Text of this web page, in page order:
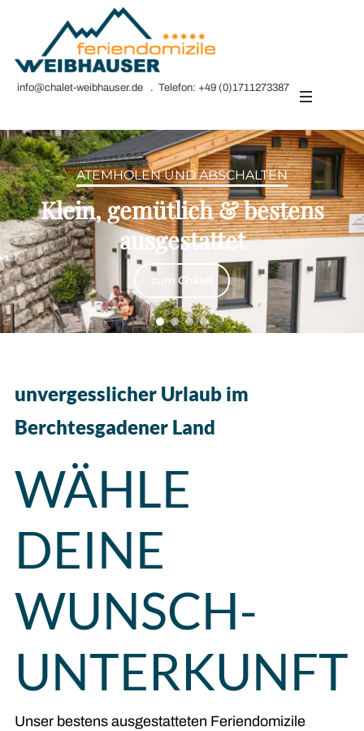
info@chalet-weibhauser.de . Telefon: +49 (0)1711273387
ATEMHOLEN UND ABSCHALTEN
Klein, gemütlich & bestens
ausgestattet
zum Chalet
unvergesslicher Urlaub im
Berchtesgadener Land
WÄHLE
DEINE
WUNSCH­
UNTERKUNFT
Unser bestens ausgestatteten Feriendomizile